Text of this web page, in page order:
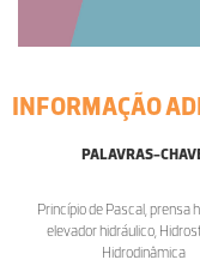
INFORMAÇÃO
PALAVRAS-
Princípio de Pascal, prensa
elevador hidráulico,
Hidrodinâmica